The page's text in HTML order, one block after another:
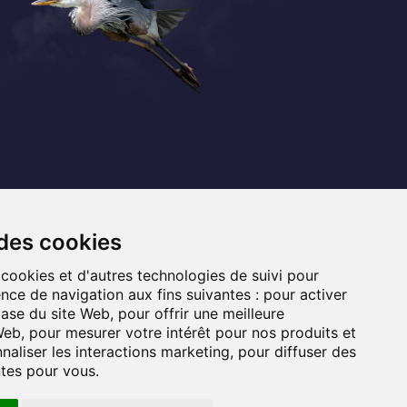
cookies
et d'autres technologies de suivi pour
de navigation aux fins suivantes : pour activer
du site Web, pour offrir une meilleure
, pour mesurer votre intérêt pour nos produits et
les interactions marketing, pour diffuser des
pour vous.
Allée du Bois des Rêves 1,
1340 Ottignies-Louvain-la-Neuve